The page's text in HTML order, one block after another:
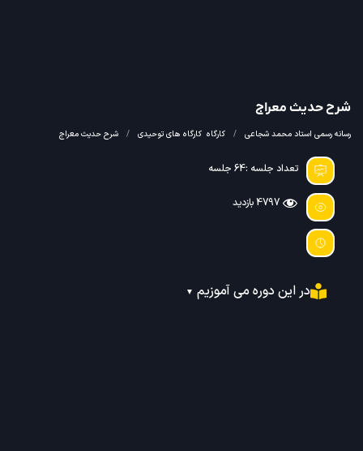
شرح حدیث معراج
رسانه رسمی استاد محمد شجاعی کارگاه کارگاه های توحیدی شرح حدیث معراج
تعداد جلسه :64 جلسه
در این دوره می آموزیم ▼